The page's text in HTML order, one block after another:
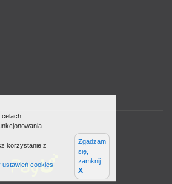
celach
korzystanie z
ustawień cookies
Zgadzam
się,
zamknij
X